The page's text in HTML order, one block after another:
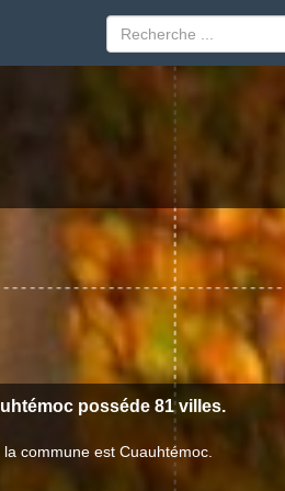
posséde 81 villes.
commune est Cuauhtémoc.